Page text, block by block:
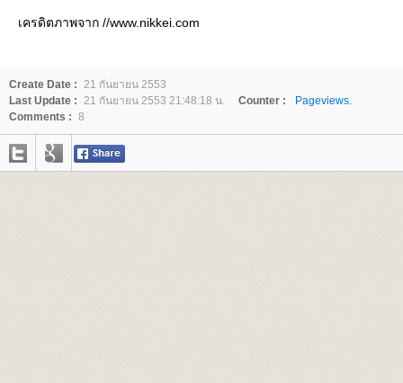
เครดิตภาพจาก //www.nikkei.com
Create Date : 21 กันยายน 2553
Last Update : 21 กันยายน 2553 21:48:18 น. Counter :
Pageviews.
Comments : 8